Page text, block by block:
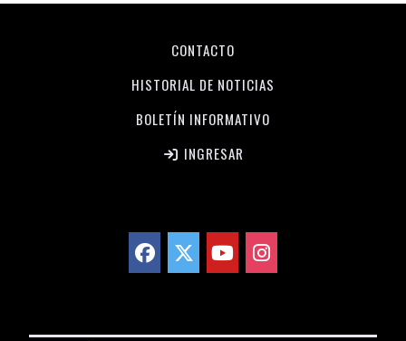
CONTACTO
HISTORIAL DE NOTICIAS
BOLETÍN INFORMATIVO
INGRESAR